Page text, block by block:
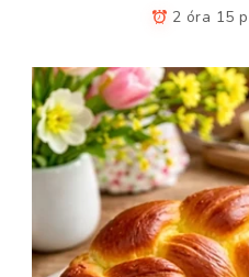
2 óra 15